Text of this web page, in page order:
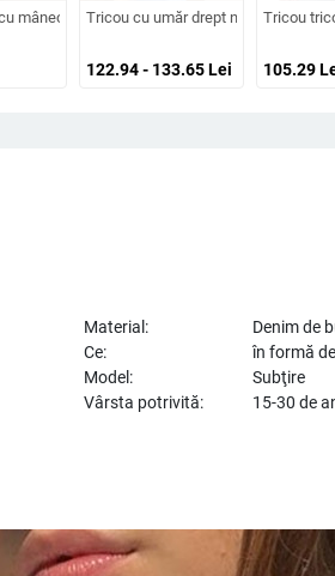
Amazon Casual Confort Independent
vară, plus size, guler rotund, țesătură din
negru Electro
mânecă scurtă, guler rotund, croială în A,
Tricou cu umăr drept neregulat,
122.94 - 133.65Lei
Tricou
105.29
Material:
Denim de
Ce:
în formă
Model:
Subţire
Vârsta potrivită:
15-30 de